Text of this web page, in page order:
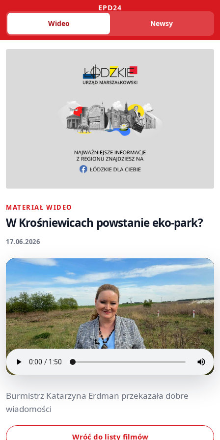
EPD24
Wideo
Newsy
MATERIAŁ WIDEO
W Krośniewicach powstanie eko-park?
17.06.2026
Burmistrz Katarzyna Erdman przekazała dobre
wiadomości
Wróć do listy filmów